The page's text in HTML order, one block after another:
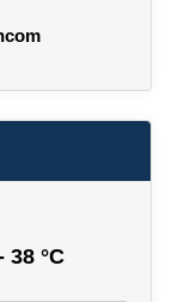
38 °C